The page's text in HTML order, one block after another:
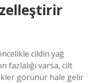
cildin yağ
fazlalığı varsa, cilt
görünür hale gelir